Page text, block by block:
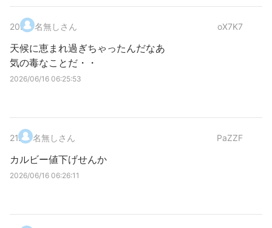
20. 名無しさん oX7K7
天候に恵まれ過ぎちゃったんだなあ
気の毒なことだ・・
2026/06/16 06:25:53
21. 名無しさん PaZZF
カルビー値下げせんか
2026/06/16 06:26:11